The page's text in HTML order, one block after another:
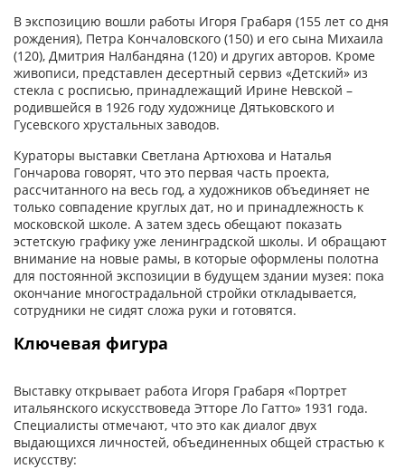
В экспозицию вошли работы Игоря Грабаря (155 лет со дня
рождения), Петра Кончалов­ского (150) и его сына Михаила
(120), Дмитрия Налбандяна (120) и других авторов. Кроме
живописи, представлен десертный сервиз «Детский» из
стекла с росписью, принадлежащий Ирине Невской –
родившейся в 1926 году художнице Дятьковского и
Гусевского хрустальных заводов.
Кураторы выставки Светлана Артюхова и Наталья
Гончарова говорят, что это первая часть проекта,
рассчитанного на весь год, а художников объединяет не
только совпадение круглых дат, но и принадлежность к
московской школе. А затем здесь обещают показать
эстетскую графику уже ленинградской школы. И обращают
внимание на новые рамы, в которые оформлены полотна
для постоянной экспозиции в будущем здании музея: пока
окончание многострадальной стройки откладывается,
сотрудники не сидят сложа руки и готовятся.
Ключевая фигура
Выставку открывает работа Игоря Грабаря «Портрет
итальянского искусствоведа Этторе Ло Гатто» 1931 года.
Специалисты отмечают, что это как диалог двух
выдающихся личностей, объединенных общей страстью к
искусству: